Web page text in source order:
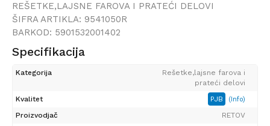
REŠETKE,LAJSNE FAROVA I PRATEĆI DELOVI
ŠIFRA ARTIKLA: 9541050R
BARKOD: 5901532001402
Specifikacija
Kategorija
Rešetke,lajsne farova i
prateći delovi
Kvalitet
PJB (Info)
Proizvodjač
RETOV